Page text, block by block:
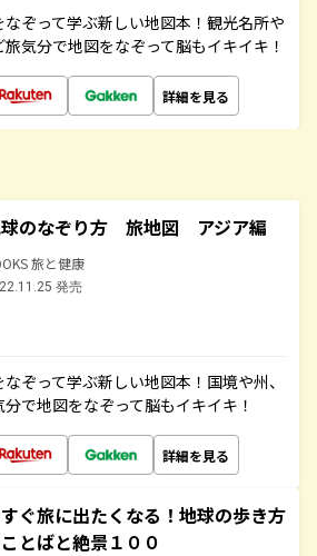
ぞって学ぶ新しい地図本！観光名所や
気分で地図をなぞって脳もイキイキ！
詳細を見る
のなぞり方 旅地図 アジア編
旅と健康
発売
ぞって学ぶ新しい地図本！国境や州、
で地図をなぞって脳もイキイキ！
詳細を見る
ぐ旅に出たくなる！地球の歩き方
とばと絶景１００